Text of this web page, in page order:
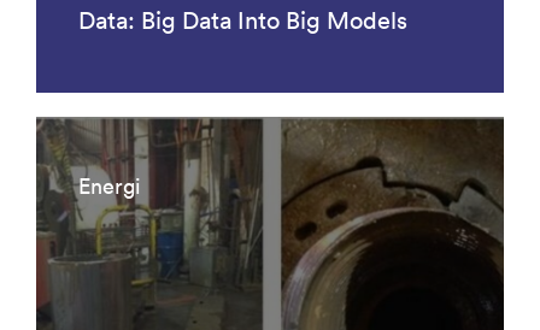
Data: Big Data Into Big Models
Energi